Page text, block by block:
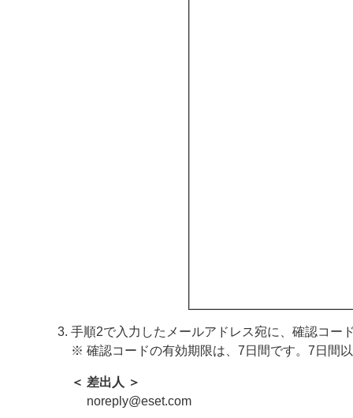
手順2で入力したメールアドレス宛に、確認コー
※ 確認コードの有効期限は、7日間です。7日間
＜ 差出人 ＞
noreply@eset.com